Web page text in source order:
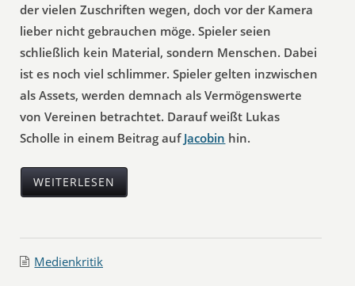
der vielen Zuschriften wegen, doch vor der Kamera
lieber nicht gebrauchen möge. Spieler seien
schließlich kein Material, sondern Menschen. Dabei
ist es noch viel schlimmer. Spieler gelten inzwischen
als Assets, werden demnach als Vermögenswerte
von Vereinen betrachtet. Darauf weißt Lukas
Scholle in einem Beitrag auf Jacobin hin.
WEITERLESEN
Medienkritik